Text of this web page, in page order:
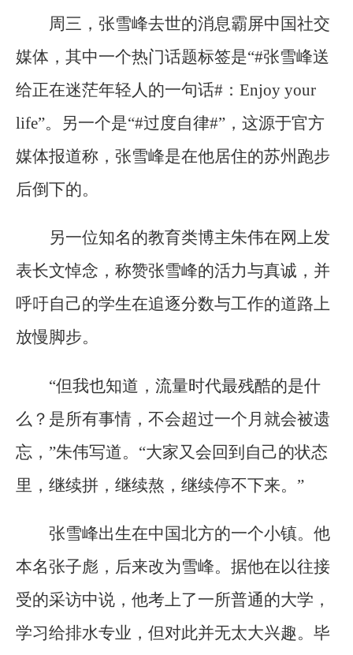
周三，张雪峰去世的消息霸屏中国社交
媒体，其中一个热门话题标签是“#张雪峰送
给正在迷茫年轻人的一句话#：Enjoy your
life”。另一个是“#过度自律#”，这源于官方
媒体报道称，张雪峰是在他居住的苏州跑步
后倒下的。
另一位知名的教育类博主朱伟在网上发
表长文悼念，称赞张雪峰的活力与真诚，并
呼吁自己的学生在追逐分数与工作的道路上
放慢脚步。
“但我也知道，流量时代最残酷的是什
么？是所有事情，不会超过一个月就会被遗
忘，”朱伟写道。“大家又会回到自己的状态
里，继续拼，继续熬，继续停不下来。”
张雪峰出生在中国北方的一个小镇。他
本名张子彪，后来改为雪峰。据他在以往接
受的采访中说，他考上了一所普通的大学，
学习给排水专业，但对此并无太大兴趣。毕